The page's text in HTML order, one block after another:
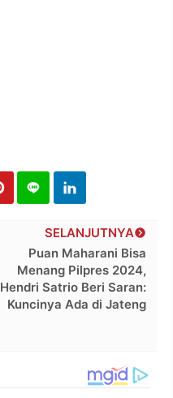
SELANJUTNYA
Puan Maharani Bisa
Menang Pilpres 2024,
Hendri Satrio Beri Saran:
Kuncinya Ada di Jateng